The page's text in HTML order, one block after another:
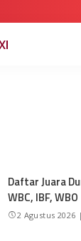
Daftar Juara
WBC, IBF, WBO
2 Agustus 2026